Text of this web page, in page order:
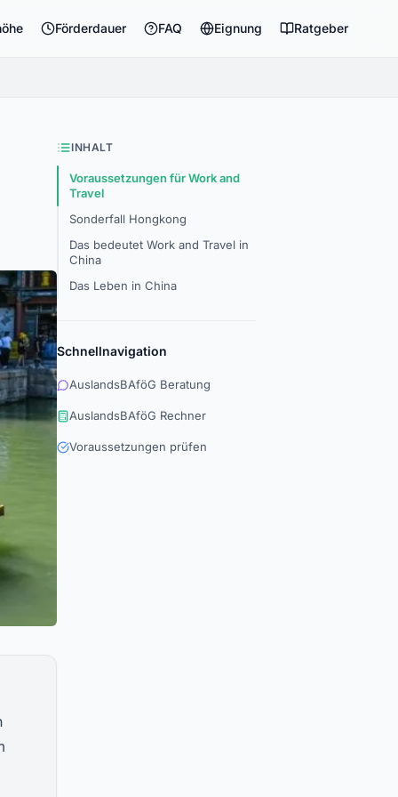
Förderdauer FAQ Eignung Ratgeber
INHALT
Voraussetzungen für Work and
Travel
Sonderfall Hongkong
Das bedeutet Work and Travel in
China
Das Leben in China
Schnellnavigation
AuslandsBAföG Beratung
AuslandsBAföG Rechner
Voraussetzungen prüfen